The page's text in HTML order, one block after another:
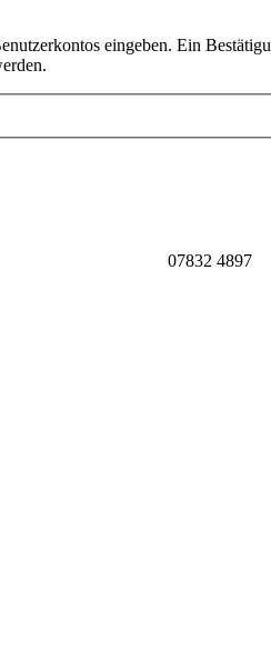
eingeben. Ein
07832 4897